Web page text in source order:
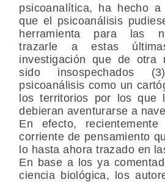
psicoanalítica, ha hecho a
que el psicoanálisis
herramienta para las
trazarle a estas
investigación que de otra
sido insospechados
psicoanálisis como un
los territorios por los que
debieran aventurarse a
En efecto,
corriente de pensamiento
lo hasta ahora trazado en
En base a los ya
ciencia biológica, los